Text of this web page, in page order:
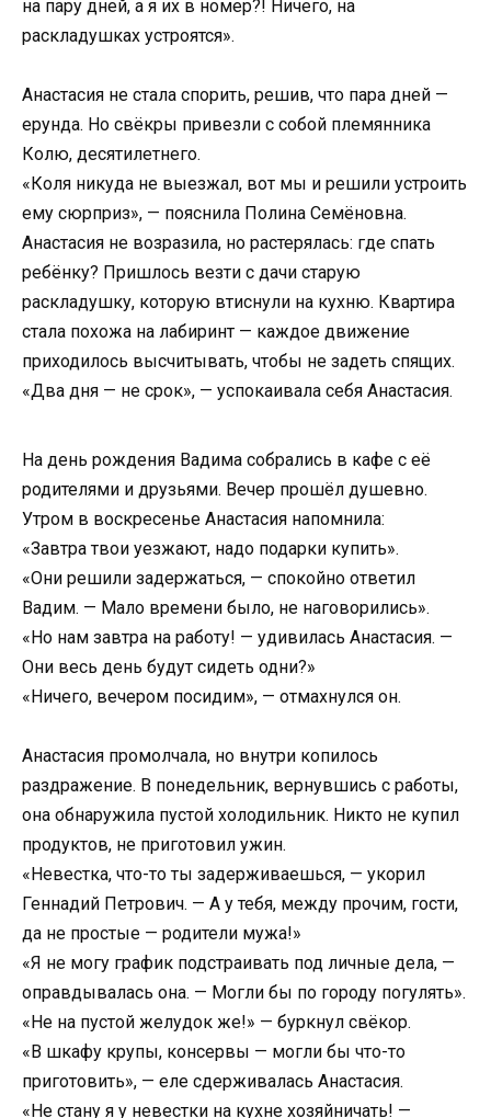
на пару дней, а я их в номер?! Ничего, на
раскладушках устроятся».
Анастасия не стала спорить, решив, что пара дней —
ерунда. Но свёкры привезли с собой племянника
Колю, десятилетнего.
«Коля никуда не выезжал, вот мы и решили устроить
ему сюрприз», — пояснила Полина Семёновна.
Анастасия не возразила, но растерялась: где спать
ребёнку? Пришлось везти с дачи старую
раскладушку, которую втиснули на кухню. Квартира
стала похожа на лабиринт — каждое движение
приходилось высчитывать, чтобы не задеть спящих.
«Два дня — не срок», — успокаивала себя Анастасия.
На день рождения Вадима собрались в кафе с её
родителями и друзьями. Вечер прошёл душевно.
Утром в воскресенье Анастасия напомнила:
«Завтра твои уезжают, надо подарки купить».
«Они решили задержаться, — спокойно ответил
Вадим. — Мало времени было, не наговорились».
«Но нам завтра на работу! — удивилась Анастасия. —
Они весь день будут сидеть одни?»
«Ничего, вечером посидим», — отмахнулся он.
Анастасия промолчала, но внутри копилось
раздражение. В понедельник, вернувшись с работы,
она обнаружила пустой холодильник. Никто не купил
продуктов, не приготовил ужин.
«Невестка, что-то ты задерживаешься, — укорил
Геннадий Петрович. — А у тебя, между прочим, гости,
да не простые — родители мужа!»
«Я не могу график подстраивать под личные дела, —
оправдывалась она. — Могли бы по городу погулять».
«Не на пустой желудок же!» — буркнул свёкор.
«В шкафу крупы, консервы — могли бы что-то
приготовить», — еле сдерживалась Анастасия.
«Не стану я у невестки на кухне хозяйничать! —